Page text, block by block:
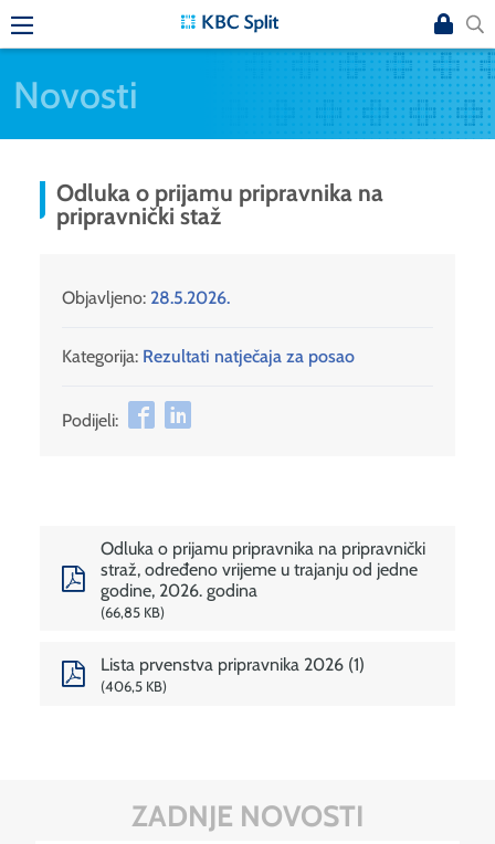
Novosti
Odluka o prijamu pripravnika na
pripravnički staž
Objavljeno: 28.5.2026.
Kategorija: Rezultati natječaja za posao
Podijeli:
Odluka o prijamu pripravnika na pripravnički
straž, određeno vrijeme u trajanju od jedne
godine, 2026. godina
66,85 KB
Lista prvenstva pripravnika 2026 (1)
406,5 KB
ZADNJE NOVOSTI